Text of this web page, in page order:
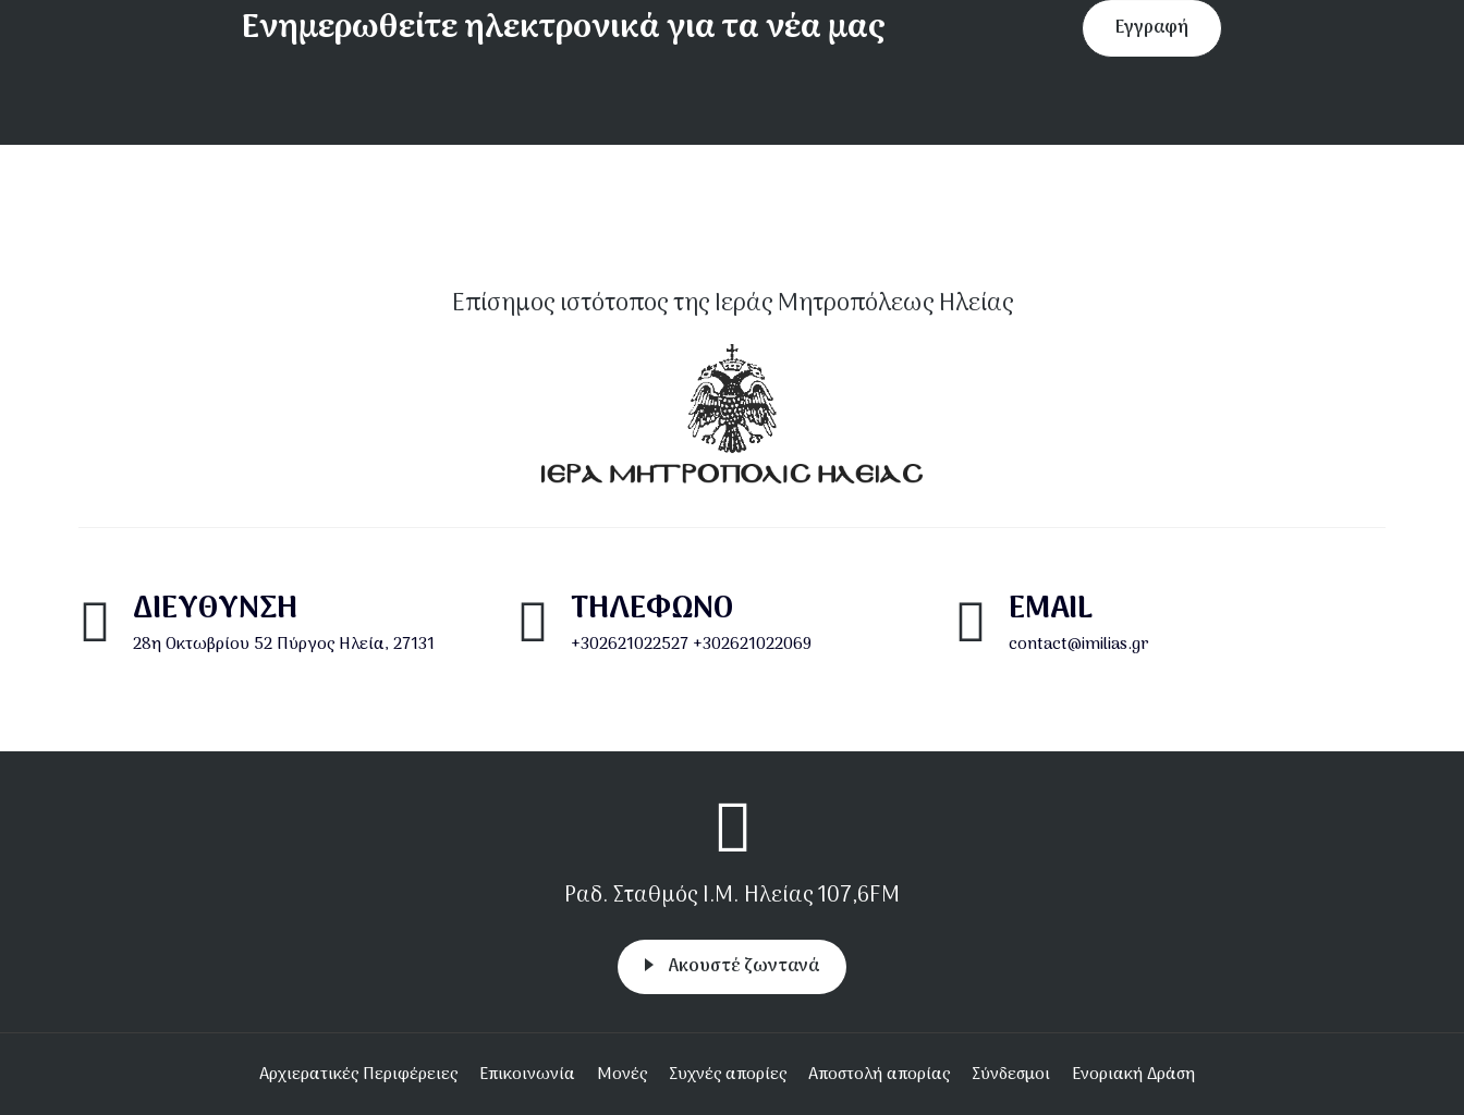
Ενημερωθείτε ηλεκτρονικά για τα νέα μας Εγγραφή
Επίσημος ιστότοπος της Ιεράς Μητροπόλεως Ηλείας
ΔΙΕΎΘΥΝΣΗ
28η Οκτωβρίου 52 Πύργος Ηλεία, 27131
ΤΗΛΕΦΩΝΟ
+302621022527 +302621022069
EMAIL
contact@imilias.gr
Ραδ. Σταθμός Ι.Μ. Ηλείας 107,6FM
Aκουστέ ζωντανά
Αρχιερατικές Περιφέρειες Επικοινωνία Μονές Συχνές απορίες Αποστολή απορίας Σύνδεσμοι Ενοριακή Δράση